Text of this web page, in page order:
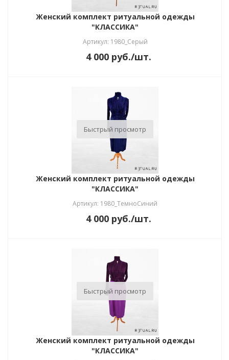
Женский комплект ритуальной одежды
"КЛАССИКА"
Артикул: 1980_Серый
4 000 руб./шт.
Быстрый просмотр
Женский комплект ритуальной одежды
"КЛАССИКА"
Артикул: 1980_ТемноСиний
4 000 руб./шт.
Быстрый просмотр
Женский комплект ритуальной одежды
"КЛАССИКА"